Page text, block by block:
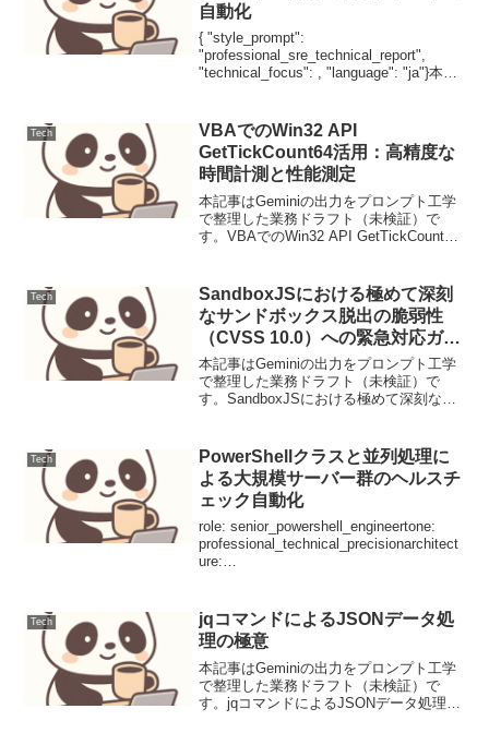
自動化
{ "style_prompt":
"professional_sre_technical_report",
"technical_focus": , "language": "ja"}本記
Tech
VBAでのWin32 API
GetTickCount64活用：高精度な
時間計測と性能測定
本記事はGeminiの出力をプロンプト工学
で整理した業務ドラフト（未検証）で
す。VBAでのWin32 API GetTickCount64
Tech
SandboxJSにおける極めて深刻
なサンドボックス脱出の脆弱性
（CVSS 10.0）への緊急対応ガイ
ド
本記事はGeminiの出力をプロンプト工学
で整理した業務ドラフト（未検証）で
す。SandboxJSにおける極めて深刻なサ
と背景】JavaScript実行環境を分離す...
Tech
PowerShellクラスと並列処理に
よる大規模サーバー群のヘルスチ
ェック自動化
role: senior_powershell_engineertone:
professional_technical_precisionarchitect
ure:
Tech
jqコマンドによるJSONデータ処
理の極意
本記事はGeminiの出力をプロンプト工学
で整理した業務ドラフト（未検証）で
す。jqコマンドによるJSONデータ処理の